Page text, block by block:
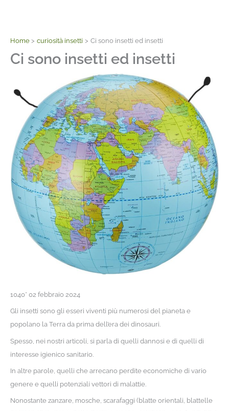
Home curiosità insetti Ci sono insetti ed insetti
Ci sono insetti ed insetti
1040* 02 febbraio 2024
Gli insetti sono gli esseri viventi più numerosi del pianeta e
popolano la Terra da prima dell’era dei dinosauri.
Spesso, nei nostri articoli, si parla di quelli dannosi e di quelli di
interesse igienico sanitario.
In altre parole, quelli che arrecano perdite economiche di vario
genere e quelli potenziali vettori di malattie.
Nonostante zanzare, mosche, scarafaggi (blatte orientali, blattelle